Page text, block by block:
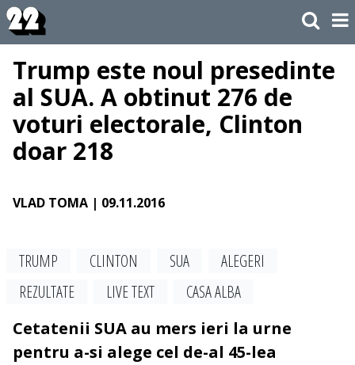
Trump este noul presedinte
al SUA. A obtinut 276 de
voturi electorale, Clinton
doar 218
VLAD TOMA | 09.11.2016
TRUMP CLINTON SUA
ALEGERI
REZULTATE
LIVE TEXT
CASA ALBA
Cetatenii SUA au mers ieri la urne
pentru a-si alege cel de-al 45-lea